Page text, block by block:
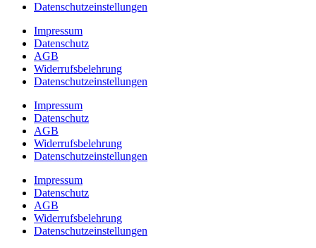
Datenschutz­­einstellungen
Impressum
Datenschutz
AGB
Widerrufsbelehrung
Datenschutz­­einstellungen
Impressum
Datenschutz
AGB
Widerrufsbelehrung
Datenschutz­­einstellungen
Impressum
Datenschutz
AGB
Widerrufsbelehrung
Datenschutz­­einstellungen